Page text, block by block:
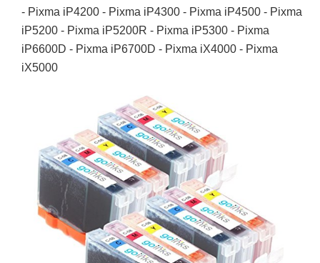
- Pixma iP4200 - Pixma iP4300 - Pixma iP4500 - Pixma
iP5200 - Pixma iP5200R - Pixma iP5300 - Pixma
iP6600D - Pixma iP6700D - Pixma iX4000 - Pixma
iX5000